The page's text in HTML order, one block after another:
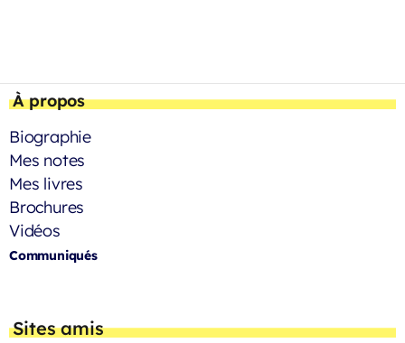
À propos
Biographie
Mes notes
Mes livres
Brochures
Vidéos
Communiqués
Sites amis